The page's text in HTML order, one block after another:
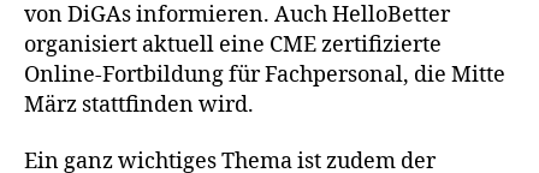
von DiGAs informieren. Auch HelloBetter
organisiert aktuell eine CME zertifizierte
Online-Fortbildung für Fachpersonal, die Mitte
März stattfinden wird.
Ein ganz wichtiges Thema ist zudem der